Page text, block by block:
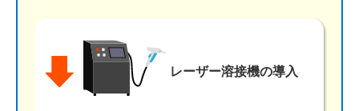
レーザー溶接機の導入